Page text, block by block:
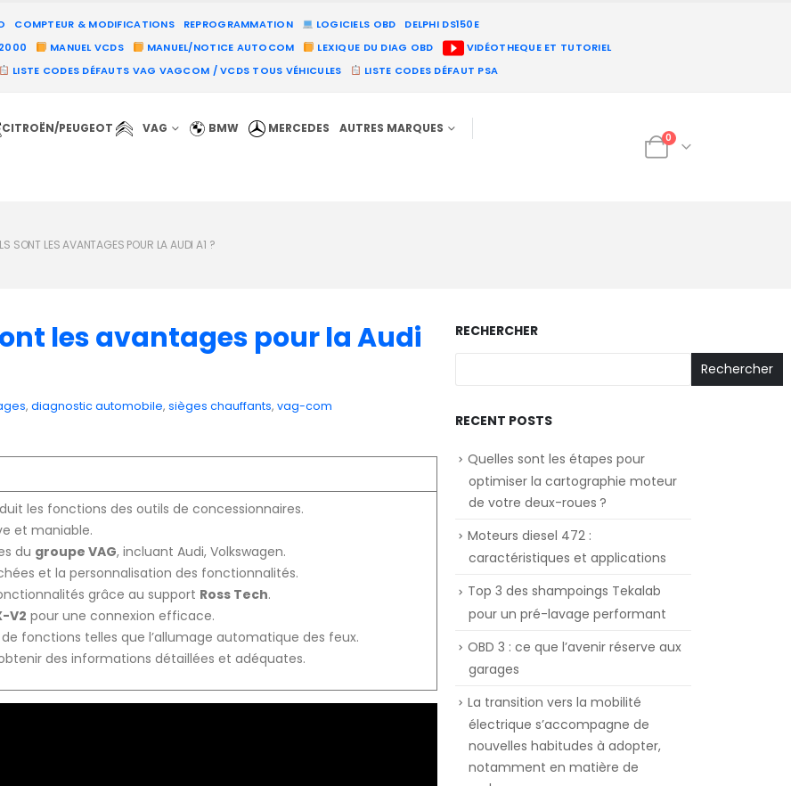
COMPTEUR & MODIFICATIONS REPROGRAMMATION LOGICIELS OBD
DELPHI DS150E
MANUEL VCDS MANUEL/NOTICE AUTOCOM LEXIQUE DU DIAG OBD
VIDÉOTHEQUE ET TUTORIEL
LISTE CODES DÉFAUTS VAG VAGCOM / VCDS TOUS VÉHICULES LISTE CODES DÉFAUT PSA
CITROËN/PEUGEOT VAG BMW MERCEDES AUTRES MARQUES
0
SONT LES AVANTAGES POUR LA AUDI A1 ?
les avantages pour la Audi
, diagnostic automobile, sièges chauffants, vag-com
les fonctions des outils de concessionnaires.
et maniable.
du groupe VAG, incluant Audi, Volkswagen.
et la personnalisation des fonctionnalités.
grâce au support Ross Tech.
V2 pour une connexion efficace.
fonctions telles que l’allumage automatique des feux.
des informations détaillées et adéquates.
RECHERCHER
Rechercher
RECENT POSTS
Quelles sont les étapes pour
optimiser la cartographie moteur
de votre deux-roues ?
Moteurs diesel 472 :
caractéristiques et applications
Top 3 des shampoings Tekalab
pour un pré-lavage performant
OBD 3 : ce que l’avenir réserve aux
garages
La transition vers la mobilité
électrique s’accompagne de
nouvelles habitudes à adopter,
notamment en matière de